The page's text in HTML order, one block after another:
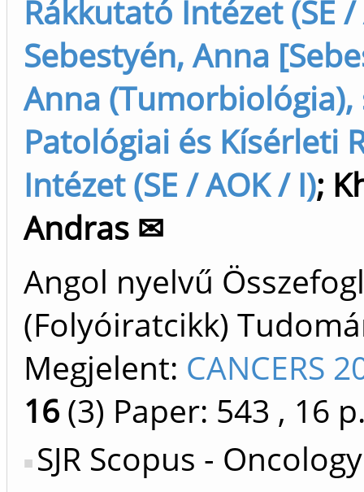
Rákkutató Intézet (SE /
Sebestyén, Anna
Anna (Tumorbiológia),
Patológiai és Kísérleti
Intézet (SE / AOK / I);
Andras ✉
Angol nyelvű
(Folyóiratcikk)
Megjelent: CANCERS
16 (3) Paper: 543 , 16
SJR Scopus -